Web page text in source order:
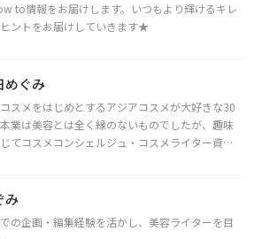
to情報をお届けします。いつもより輝けるキレ
ントをお届けしていきます★
めぐみ
スメをはじめとするアジアコスメが大好きな30
業は美容とは全く縁のないものでしたが、趣味
てコスメコンシェルジュ・コスメライター資格
格診断によるイメージコンサルティングも行っ
み
の企画・編集経験を活かし、美容ライターを目